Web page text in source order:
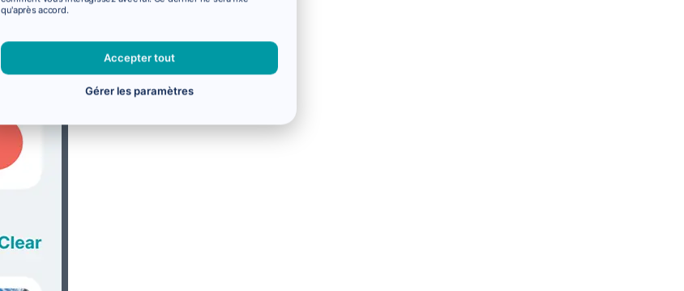
qu'après accord.
Accepter tout
Gérer les paramètres